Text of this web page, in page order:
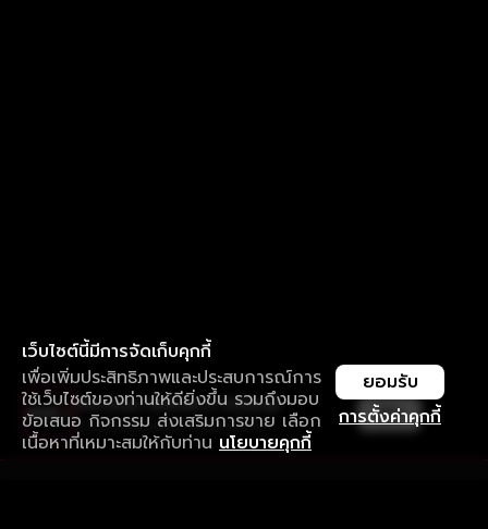
เว็บไซต์นี้มีการจัดเก็บคุกกี้
เพื่อเพิ่มประสิทธิภาพและประสบการณ์การ
ใช้เว็บไซต์ของท่านให้ดียิ่งขึ้น รวมถึงมอบ
ข้อเสนอ กิจกรรม ส่งเสริมการขาย เลือก
เนื้อหาที่เหมาะสมให้กับท่าน นโยบายคุกกี้
การตั้งค่าคุกกี้
ยอมรับ
ใช้งานแอป ลื่นไหลกว่า ไม่มีสะดุด
ดาวน์โหลดแอปเพื่อการรับชมที่ดีกว่า เปิด